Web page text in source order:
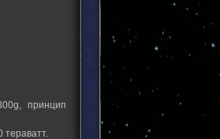
принцип
тераватт.